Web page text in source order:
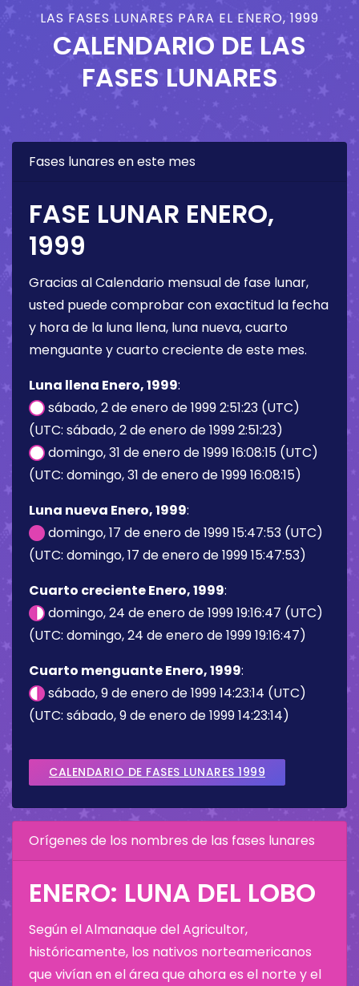
LAS FASES LUNARES PARA EL ENERO, 1999
CALENDARIO DE LAS
FASES LUNARES
Fases lunares en este mes
FASE LUNAR ENERO,
1999
Gracias al Calendario mensual de fase lunar,
usted puede comprobar con exactitud la fecha
y hora de la luna llena, luna nueva, cuarto
menguante y cuarto creciente de este mes.
Luna llena Enero, 1999:
sábado, 2 de enero de 1999 2:51:23 (UTC)
(UTC: sábado, 2 de enero de 1999 2:51:23)
domingo, 31 de enero de 1999 16:08:15 (UTC)
(UTC: domingo, 31 de enero de 1999 16:08:15)
Luna nueva Enero, 1999:
domingo, 17 de enero de 1999 15:47:53 (UTC)
(UTC: domingo, 17 de enero de 1999 15:47:53)
Cuarto creciente Enero, 1999:
domingo, 24 de enero de 1999 19:16:47 (UTC)
(UTC: domingo, 24 de enero de 1999 19:16:47)
Cuarto menguante Enero, 1999:
sábado, 9 de enero de 1999 14:23:14 (UTC)
(UTC: sábado, 9 de enero de 1999 14:23:14)
CALENDARIO DE FASES LUNARES 1999
Orígenes de los nombres de las fases lunares
ENERO: LUNA DEL LOBO
Según el Almanaque del Agricultor,
históricamente, los nativos norteamericanos
que vivían en el área que ahora es el norte y el